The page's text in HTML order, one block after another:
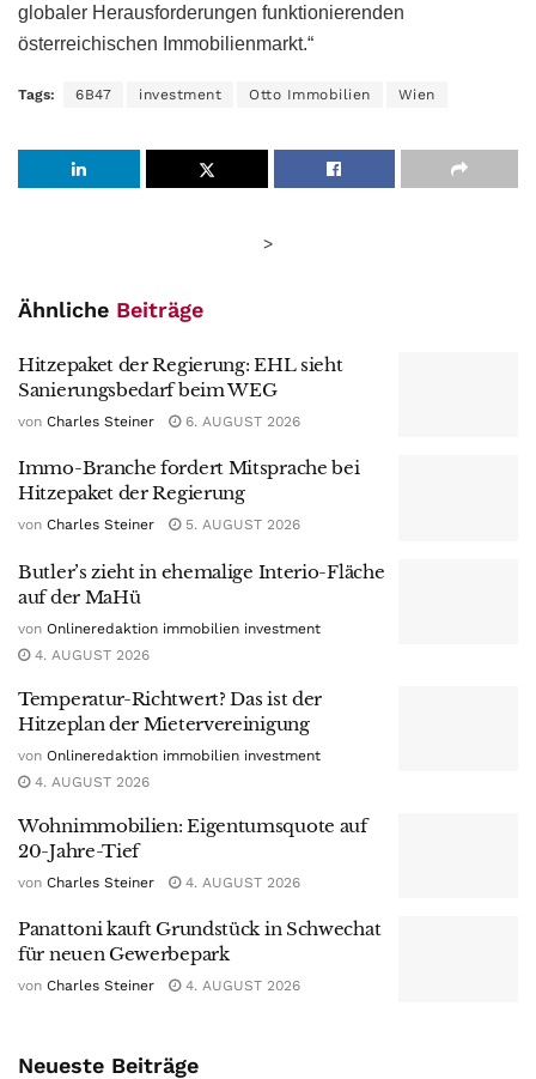
globaler Herausforderungen funktionierenden
österreichischen Immobilienmarkt.“
Tags: 6B47 investment Otto Immobilien Wien
>
Ähnliche Beiträge
Hitzepaket der Regierung: EHL sieht
Sanierungsbedarf beim WEG
von Charles Steiner 6. AUGUST 2026
Immo-Branche fordert Mitsprache bei
Hitzepaket der Regierung
von Charles Steiner 5. AUGUST 2026
Butler’s zieht in ehemalige Interio-Fläche
auf der MaHü
von Onlineredaktion immobilien investment
4. AUGUST 2026
Temperatur-Richtwert? Das ist der
Hitzeplan der Mietervereinigung
von Onlineredaktion immobilien investment
4. AUGUST 2026
Wohnimmobilien: Eigentumsquote auf
20-Jahre-Tief
von Charles Steiner 4. AUGUST 2026
Panattoni kauft Grundstück in Schwechat
für neuen Gewerbepark
von Charles Steiner 4. AUGUST 2026
Neueste Beiträge